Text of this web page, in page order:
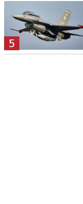
5